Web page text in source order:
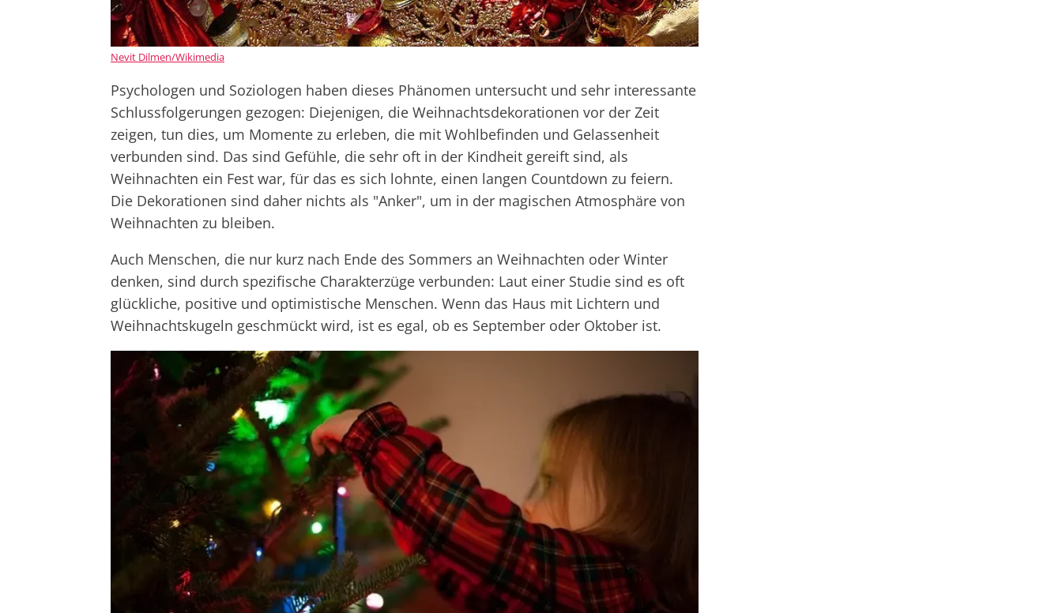
Nevit Dilmen/Wikimedia
Psychologen und Soziologen haben dieses Phänomen untersucht und sehr interessante
Schlussfolgerungen gezogen: Diejenigen, die Weihnachtsdekorationen vor der Zeit
zeigen, tun dies, um Momente zu erleben, die mit Wohlbefinden und Gelassenheit
verbunden sind. Das sind Gefühle, die sehr oft in der Kindheit gereift sind, als
Weihnachten ein Fest war, für das es sich lohnte, einen langen Countdown zu feiern.
Die Dekorationen sind daher nichts als "Anker", um in der magischen Atmosphäre von
Weihnachten zu bleiben.
Auch Menschen, die nur kurz nach Ende des Sommers an Weihnachten oder Winter
denken, sind durch spezifische Charakterzüge verbunden: Laut einer Studie sind es oft
glückliche, positive und optimistische Menschen. Wenn das Haus mit Lichtern und
Weihnachtskugeln geschmückt wird, ist es egal, ob es September oder Oktober ist.